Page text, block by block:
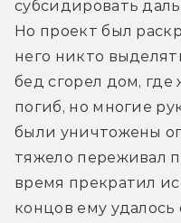
субсидировать
Но проект был
него никто
бед сгорел дом,
погиб, но многие
были уничтожены
тяжело переживал
время прекратил
концов ему